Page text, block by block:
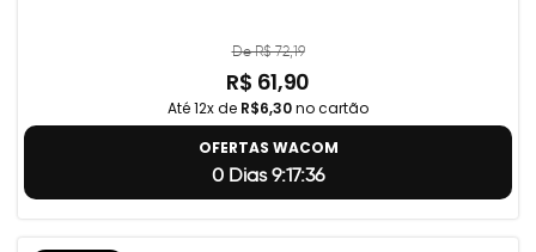
De R$ 72,19
R$ 61,90
Até 12x de R$6,30no cartão
OFERTAS WACOM
0 Dias 9:17:35